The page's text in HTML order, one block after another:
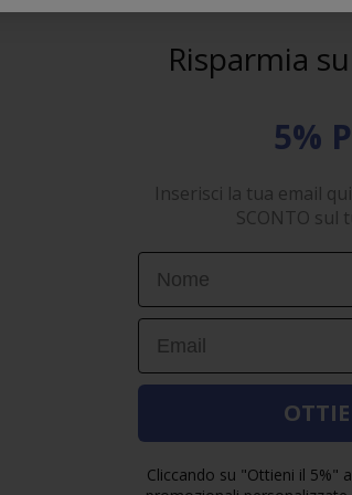
Risparmia
5%
Inserisci la tua email
SCONTO sul
First Name
Email
Cliccando su "Ottieni il 5%"